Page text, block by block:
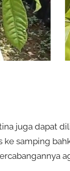
juga dapat
samping